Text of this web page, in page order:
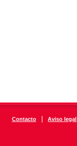
Contacto | Aviso legal